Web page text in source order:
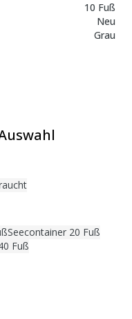
10 Fuß
Neu
Grau
Seecontainer 20 Fuß
Fuß